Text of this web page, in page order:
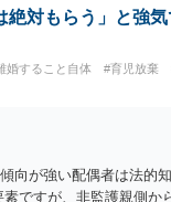
対もらう」と強
婚すること自体 #育児放棄
向が強い配偶者は法的
ですが、非監護親側か